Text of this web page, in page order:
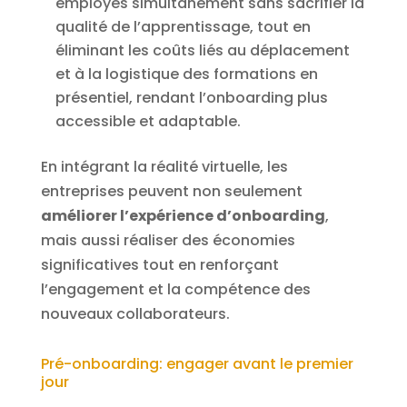
qualité de l’apprentissage, tout en
éliminant les coûts liés au déplacement
et à la logistique des formations en
présentiel, rendant l’onboarding plus
accessible et adaptable.
En intégrant la réalité virtuelle, les
entreprises peuvent non seulement
améliorer l’expérience d’onboarding,
mais aussi réaliser des économies
significatives tout en renforçant
l’engagement et la compétence des
nouveaux collaborateurs.
Pré-onboarding: engager avant le premier
jour